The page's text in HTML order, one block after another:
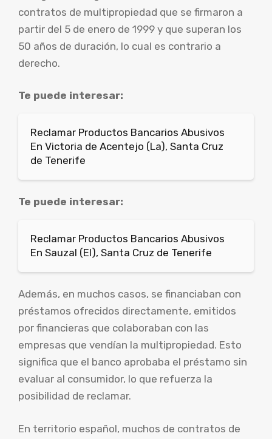
contratos de multipropiedad que se firmaron a
partir del 5 de enero de 1999 y que superan los
50 años de duración, lo cual es contrario a
derecho.
Te puede interesar:
Reclamar Productos Bancarios Abusivos
En Victoria de Acentejo (La), Santa Cruz
de Tenerife
Te puede interesar:
Reclamar Productos Bancarios Abusivos
En Sauzal (El), Santa Cruz de Tenerife
Además, en muchos casos, se financiaban con
préstamos ofrecidos directamente, emitidos
por financieras que colaboraban con las
empresas que vendían la multipropiedad. Esto
significa que el banco aprobaba el préstamo sin
evaluar al consumidor, lo que refuerza la
posibilidad de reclamar.
En territorio español, muchos de contratos de